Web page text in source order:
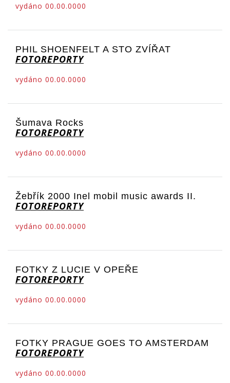
vydáno 00.00.0000
PHIL SHOENFELT A STO ZVÍŘAT
FOTOREPORTY
vydáno 00.00.0000
Šumava Rocks
FOTOREPORTY
vydáno 00.00.0000
Žebřík 2000 Inel mobil music awards II.
FOTOREPORTY
vydáno 00.00.0000
FOTKY Z LUCIE V OPEŘE
FOTOREPORTY
vydáno 00.00.0000
FOTKY PRAGUE GOES TO AMSTERDAM
FOTOREPORTY
vydáno 00.00.0000